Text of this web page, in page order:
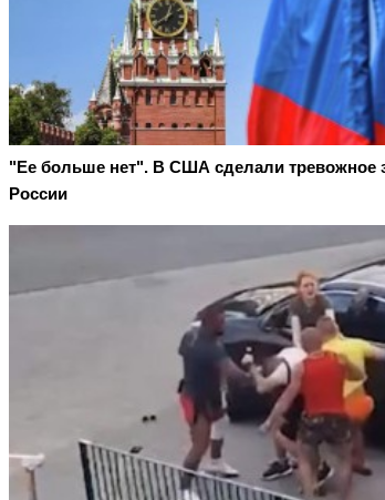
"Ее больше нет". В США сделали тревожное
России